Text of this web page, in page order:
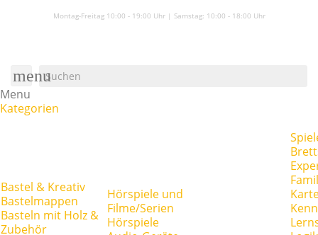
Montag-Freitag 10:00 - 19:00 Uhr | Samstag: 10:00 - 18:00 Uhr
menu
Menu
Kategorien
Bastel & Kreativ
Bastelmappen
Basteln mit Holz &
Zubehör
Hörspiele und
Filme/Serien
Hörspiele